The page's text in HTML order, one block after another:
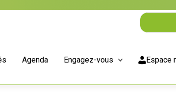
Agenda Engagez-vous Espace